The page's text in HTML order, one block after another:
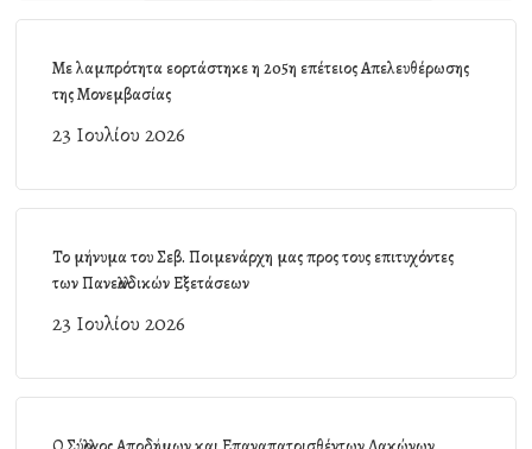
Με λαμπρότητα εορτάστηκε η 205η επέτειος Απελευθέρωσης
της Μονεμβασίας
23 Ιουλίου 2026
Το μήνυμα του Σεβ. Ποιμενάρχη μας προς τους επιτυχόντες
των Πανελλαδικών Εξετάσεων
23 Ιουλίου 2026